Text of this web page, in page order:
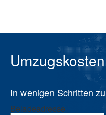
In wenigen Schritten
Beladeadresse